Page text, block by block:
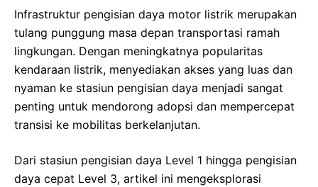
Infrastruktur pengisian daya motor listrik merupakan
tulang punggung masa depan transportasi ramah
lingkungan. Dengan meningkatnya popularitas
kendaraan listrik, menyediakan akses yang luas dan
nyaman ke stasiun pengisian daya menjadi sangat
penting untuk mendorong adopsi dan mempercepat
transisi ke mobilitas berkelanjutan.
Dari stasiun pengisian daya Level 1 hingga pengisian
daya cepat Level 3, artikel ini mengeksplorasi